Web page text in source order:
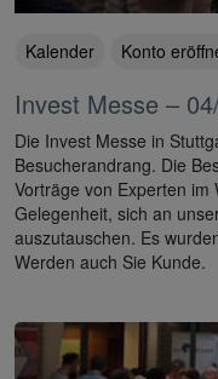
Kalender Konto
Invest Messe –
Die Invest Messe in
Besucherandrang. Die
Vorträge von Experten im
Gelegenheit, sich an
auszutauschen. Es
Werden auch Sie Kunde.